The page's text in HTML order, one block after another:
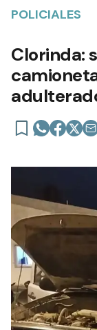
POLICIALES
Clorinda: